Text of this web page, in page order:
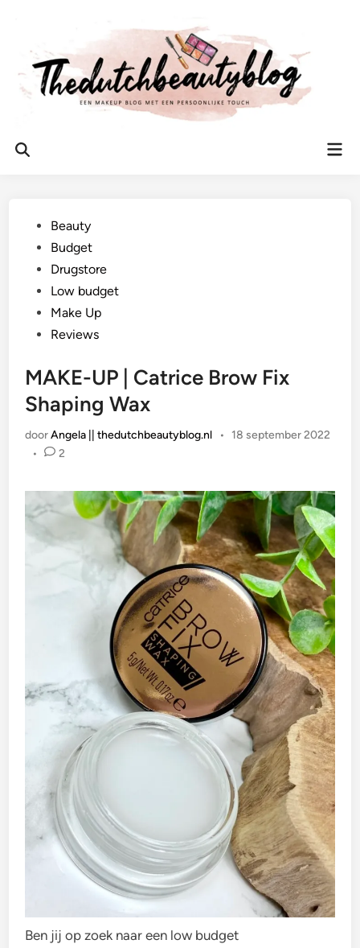
inhoud
Zoeken
Geplaatst
Beauty
Budget
Drugstore
Low budget
Make Up
Reviews
MAKE-UP | Catrice Brow Fix
Shaping Wax
doorAngela || thedutchbeautyblog.nl •
18 september 2022
•
2
Ben jij op zoek naar een low budget